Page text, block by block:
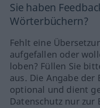
Sie haben
Wörterbüchern?
Fehlt eine
aufgefallen oder
loben? Füllen Sie
aus. Die Angabe der
optional und dient
Datenschutz nur